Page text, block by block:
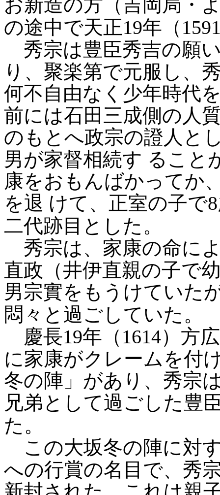
お新造の方（吉岡局・
の途中で天正19年（
秀宗は豊臣秀吉の願
り、聚楽第で元服し、
何不自由なく少年時代
前には石田三成側の人
のもとへ政宗の證人と
男が家督相続す ること
康をおもんばかってか
を退 けて、正室の子で
二代跡目とした。
秀宗は、家康の命に
直政（井伊直親の子で
男宗實をもうけていた
悶々と過ごしていた。
慶長19年（1614）方
に家康がクレームを付
冬の陣」があり、秀宗
兄弟として過ごした豊
た。
この大坂冬の陣に対
への行賞の名目で、秀